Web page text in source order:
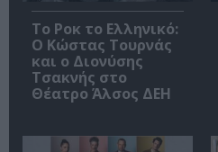
Το Ροκ το Ελληνικό:
Ο Κώστας Τουρνάς
και ο Διονύσης
Τσακνής στο
Θέατρο Άλσος ΔΕΗ